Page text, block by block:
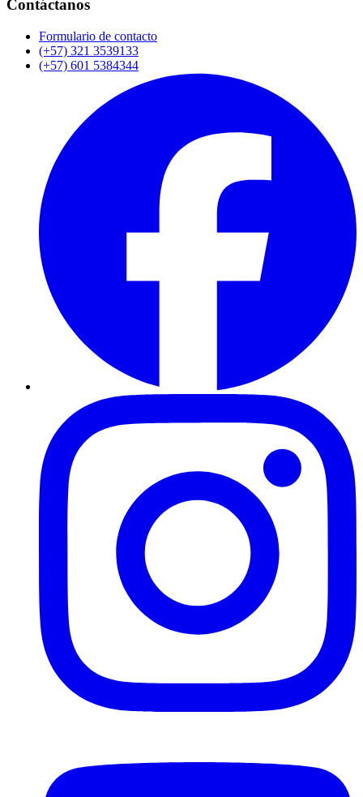
Contáctanos
Formulario de contacto
(+57) 321 3539133
(+57) 601 5384344